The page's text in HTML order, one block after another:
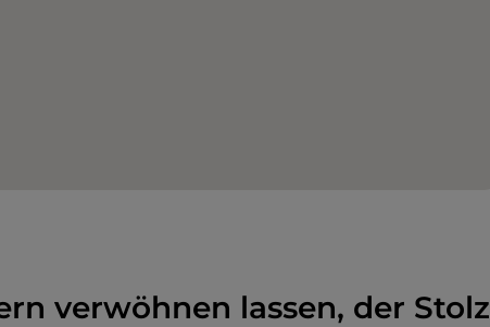
verwöhnen lassen, der Stolz